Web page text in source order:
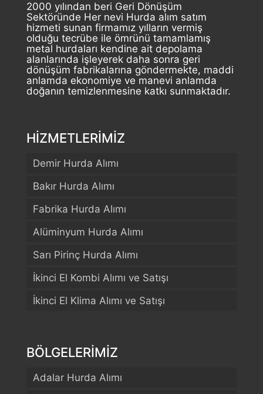
2000 yılından beri Geri Dönüşüm
Sektöründe Her nevi Hurda alım satım
hizmeti sunan firmamız yılların vermiş
olduğu tecrübe ile ömrünü tamamlamış
metal hurdaları kendine ait depolama
alanlarında işleyerek daha sonra geri
dönüşüm fabrikalarına göndermekte, maddi
anlamda ekonomiye ve manevi anlamda
doğanın temizlenmesine katkı sunmaktadır.
HİZMETLERİMİZ
Demir Hurda Alımı
Bakır Hurda Alımı
Fabrika Hurda Alımı
Alüminyum Hurda Alımı
Sarı Pirinç Hurda Alımı
İkinci El Kombi Alımı ve Satışı
İkinci El Klima Alımı ve Satışı
BÖLGELERİMİZ
Adalar Hurda Alımı